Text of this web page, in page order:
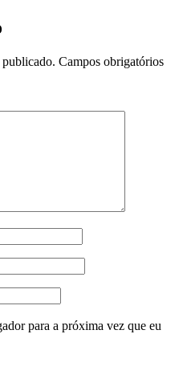
publicado. Campos obrigatórios
para a próxima vez que eu